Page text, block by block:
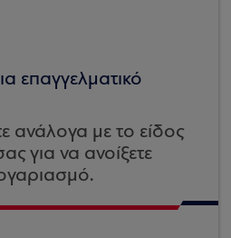
επαγγελματικό
ανάλογα με το είδος
για να ανοίξετε